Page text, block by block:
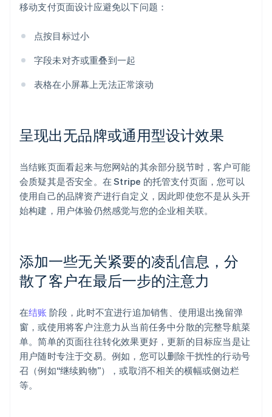
移动支付页面设计应避免以下问题：
点按目标过小
字段未对齐或重叠到一起
表格在小屏幕上无法正常滚动
呈现出无品牌或通用型设计效果
当结账页面看起来与您网站的其余部分脱节时，客户可能
会质疑其是否安全。在 Stripe 的托管支付页面，您可以
使用自己的品牌资产进行自定义，因此即使您不是从头开
始构建，用户体验仍然感觉与您的企业相关联。
添加一些无关紧要的凌乱信息，分
散了客户在最后一步的注意力
在结账 阶段，此时不宜进行追加销售、使用退出挽留弹
窗，或使用将客户注意力从当前任务中分散的完整导航菜
单。简单的页面往往转化效果更好，更新的目标应当是让
用户随时专注于交易。例如，您可以删除干扰性的行动号
召（例如“继续购物”），或取消不相关的横幅或侧边栏
等。
阿联酋
English
爱尔兰
爱沙尼亚
English
奥地利
DeutschEnglish
澳大利亚
English